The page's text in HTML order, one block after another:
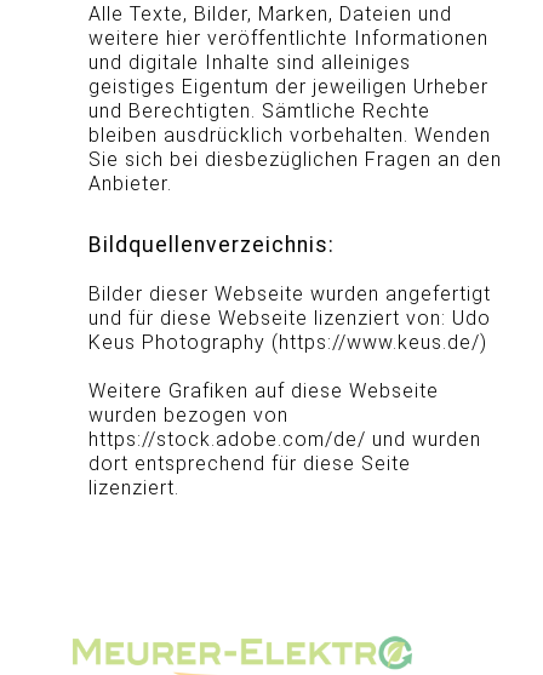
Alle Texte, Bilder, Marken, Dateien und
weitere hier veröffentlichte Informationen
und digitale Inhalte sind alleiniges
geistiges Eigentum der jeweiligen Urheber
und Berechtigten. Sämtliche Rechte
bleiben ausdrücklich vorbehalten. Wenden
Sie sich bei diesbezüglichen Fragen an den
Anbieter.
Bildquellenverzeichnis:
Bilder dieser Webseite wurden angefertigt
und für diese Webseite lizenziert von: Udo
Keus Photography (https://www.keus.de/)
Weitere Grafiken auf diese Webseite
wurden bezogen von
https://stock.adobe.com/de/ und wurden
dort entsprechend für diese Seite
lizenziert.